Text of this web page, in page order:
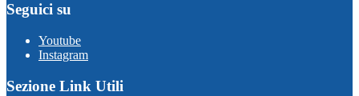
Seguici su
Youtube
Instagram
Sezione Link Utili